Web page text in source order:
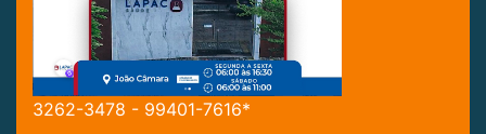
3262-3478 - 99401-7616*